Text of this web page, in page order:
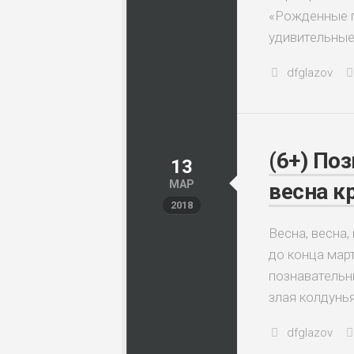
«Рожденные
dfglazov
13
МАР
2018
(6+)
весна
Весна,
до конца
злая
dfglazov